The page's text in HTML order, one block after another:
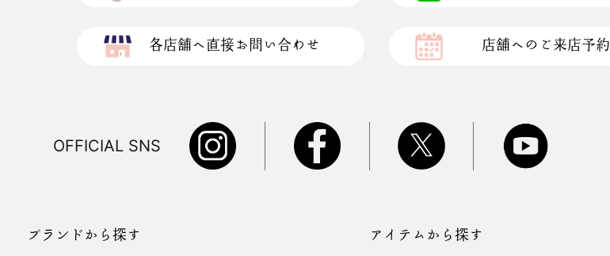
各店舗へ直接お問い合わせ 店舗へのご来店予約
OFFICIAL SNS
ブランドから探す アイテムから探す